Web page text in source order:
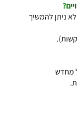
בגילאי 65/70 וכבר לא ניתן להמשיך
מחדש